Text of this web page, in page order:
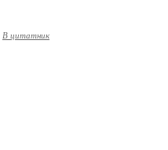
В цитатник